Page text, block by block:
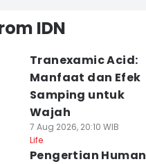
IDN
Tranexamic Acid:
Manfaat dan Efek
Samping untuk
Wajah
7 Aug 2026, 20:10 WIB
Life
Pengertian Human